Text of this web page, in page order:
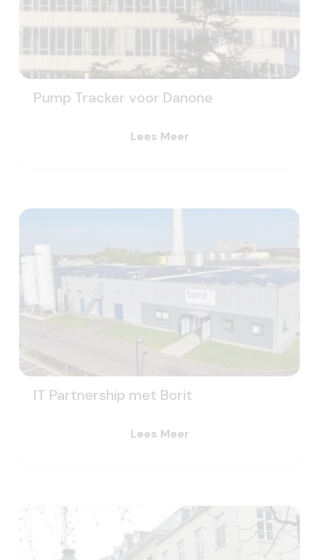
Pump Tracker voor Danone
Lees Meer
IT Partnership met Borit
Lees Meer